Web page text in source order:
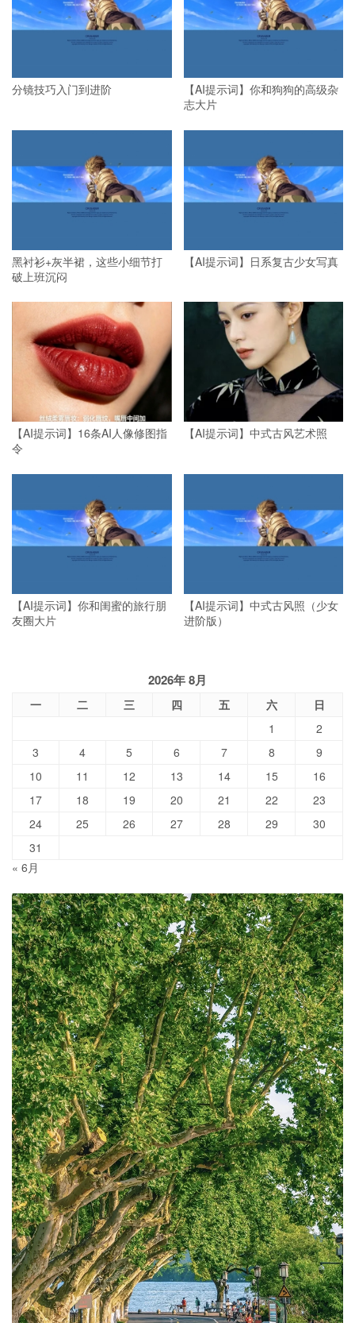
分镜技巧入门到进阶
【AI提示词】你和狗狗的高级杂
志大片
黑衬衫+灰半裙，这些小细节打
破上班沉闷
【AI提示词】日系复古少女写真
【AI提示词】16条AI人像修图指
令
【AI提示词】中式古风艺术照
【AI提示词】你和闺蜜的旅行朋
友圈大片
【AI提示词】中式古风照（少女
进阶版）
2026年 8月
一 二 三 四 五 六
日
1
2
3
4 5 6 7 8
9
10
11 12 13 14 15
16
17
18 19 20 21 22
23
24
25 26 27 28 29
30
31
« 6月